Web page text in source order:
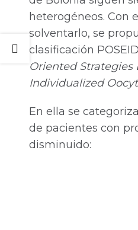
heterogéneos. Con
solventarlo, se
clasificación
Oriented Strategies
Individualized
En ella se
de pacientes con
disminuido: